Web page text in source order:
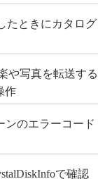
たときにカタログ
や写真を転送する
作
ンのエラーコード
で確認